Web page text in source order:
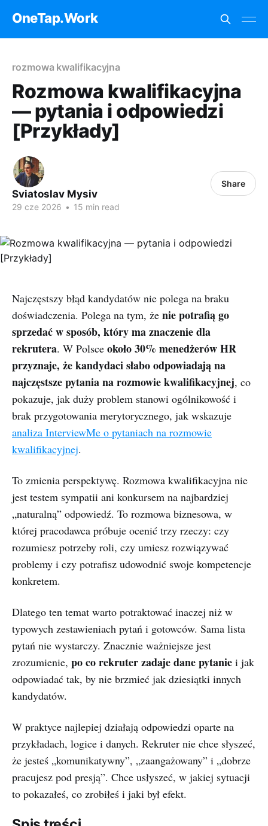
OneTap.Work
rozmowa kwalifikacyjna
Rozmowa kwalifikacyjna
— pytania i odpowiedzi
[Przykłady]
Sviatoslav Mysiv
29 cze 2026 • 15 min read
Share
Najczęstszy błąd kandydatów nie polega na braku
doświadczenia. Polega na tym, że nie potrafią go
sprzedać w sposób, który ma znaczenie dla
rekrutera. W Polsce około 30% menedżerów HR
przyznaje, że kandydaci słabo odpowiadają na
najczęstsze pytania na rozmowie kwalifikacyjnej, co
pokazuje, jak duży problem stanowi ogólnikowość i
brak przygotowania merytorycznego, jak wskazuje
analiza InterviewMe o pytaniach na rozmowie
kwalifikacyjnej.
To zmienia perspektywę. Rozmowa kwalifikacyjna nie
jest testem sympatii ani konkursem na najbardziej
„naturalną” odpowiedź. To rozmowa biznesowa, w
której pracodawca próbuje ocenić trzy rzeczy: czy
rozumiesz potrzeby roli, czy umiesz rozwiązywać
problemy i czy potrafisz udowodnić swoje kompetencje
konkretem.
Dlatego ten temat warto potraktować inaczej niż w
typowych zestawieniach pytań i gotowców. Sama lista
pytań nie wystarczy. Znacznie ważniejsze jest
zrozumienie, po co rekruter zadaje dane pytanie i jak
odpowiadać tak, by nie brzmieć jak dziesiątki innych
kandydatów.
W praktyce najlepiej działają odpowiedzi oparte na
przykładach, logice i danych. Rekruter nie chce słyszeć,
że jesteś „komunikatywny”, „zaangażowany” i „dobrze
pracujesz pod presją”. Chce usłyszeć, w jakiej sytuacji
to pokazałeś, co zrobiłeś i jaki był efekt.